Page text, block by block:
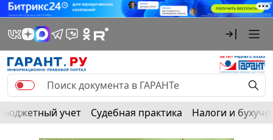
Бюджетный учет Судебная практика Налоги и